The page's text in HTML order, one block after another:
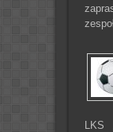
LKS